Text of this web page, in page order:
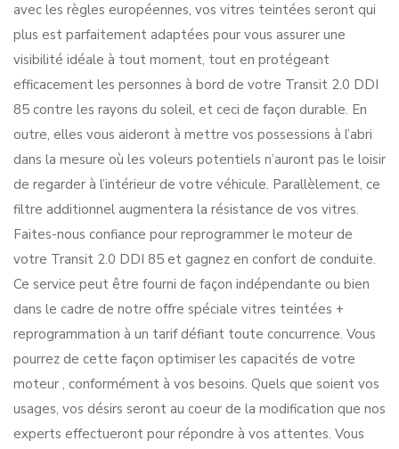
avec les règles européennes, vos vitres teintées seront qui
plus est parfaitement adaptées pour vous assurer une
visibilité idéale à tout moment, tout en protégeant
efficacement les personnes à bord de votre Transit 2.0 DDI
85 contre les rayons du soleil, et ceci de façon durable. En
outre, elles vous aideront à mettre vos possessions à l’abri
dans la mesure où les voleurs potentiels n’auront pas le loisir
de regarder à l’intérieur de votre véhicule. Parallèlement, ce
filtre additionnel augmentera la résistance de vos vitres.
Faites-nous confiance pour reprogrammer le moteur de
votre Transit 2.0 DDI 85 et gagnez en confort de conduite.
Ce service peut être fourni de façon indépendante ou bien
dans le cadre de notre offre spéciale vitres teintées +
reprogrammation à un tarif défiant toute concurrence. Vous
pourrez de cette façon optimiser les capacités de votre
moteur , conformément à vos besoins. Quels que soient vos
usages, vos désirs seront au coeur de la modification que nos
experts effectueront pour répondre à vos attentes. Vous